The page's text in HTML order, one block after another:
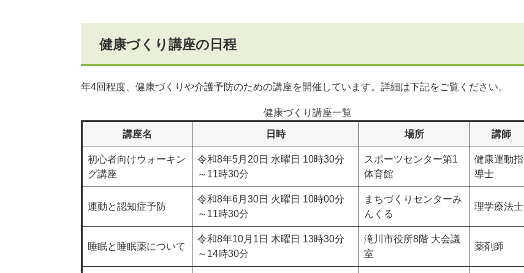
健康づくり講座の日程
年4回程度、健康づくりや介護予防のための講座を開催しています。詳細は下記をご覧ください。
健康づくり講座一覧
講座名 日時 場所 講師
初心者向けウォーキン
グ講座
令和8年5月20日 水曜日 10時30分
～11時30分
スポーツセンター第1
体育館
健康運動指
導士
運動と認知症予防
令和8年6月30日 火曜日 10時00分
～11時30分
まちづくりセンターみ
んくる
理学療法士
睡眠と睡眠薬について
令和8年10月1日 木曜日 13時30分
～14時30分
滝川市役所8階 大会議
室
薬剤師